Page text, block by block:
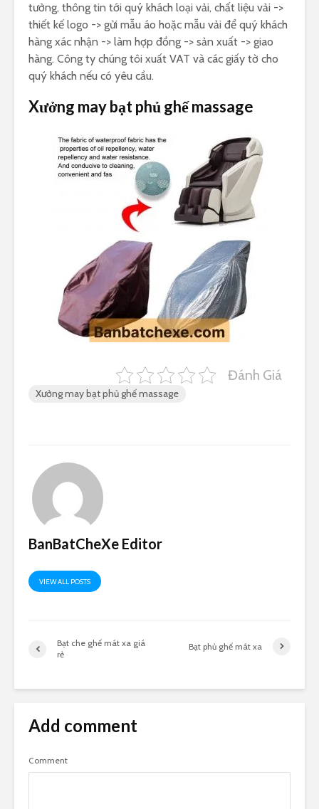
tưởng, thông tin tới quý khách loại vải, chất liệu vải ->
thiết kế logo -> gửi mẫu áo hoặc mẫu vải để quý khách
hàng xác nhận -> làm hợp đồng -> sản xuất -> giao
hàng. Công ty chúng tôi xuất VAT và các giấy tờ cho
quý khách nếu có yêu cầu.
Xưởng may bạt phủ ghế massage
Đánh Giá
Xưởng may bạt phủ ghế massage
BanBatCheXe Editor
VIEW ALL POSTS
Bạt che ghế mát xa giá
rẻ
Bạt phủ ghế mát xa
Add comment
Comment